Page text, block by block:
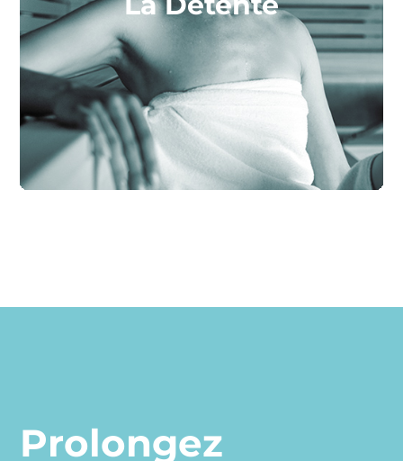
La détente
SOURCE DE RELAXATION PROFONDE
Prolongez